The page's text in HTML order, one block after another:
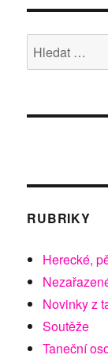
Hledat:
RUBRIKY
Herecké,
Novinky z
Soutěže
Taneční